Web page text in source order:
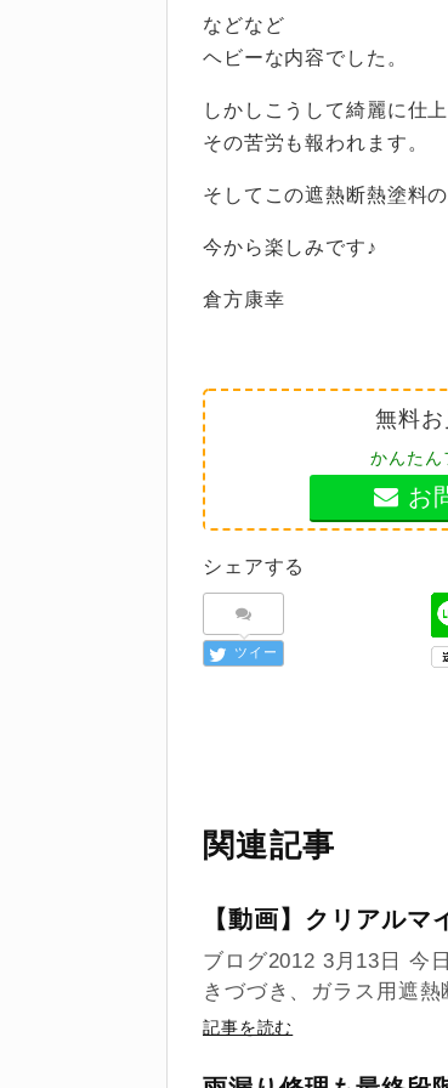
などなど
ヘビーな内容でした。
しかしこうして綺麗に仕
その苦労も報われます。
そしてこの遮熱断熱塗料
今から楽しみです♪
倉方康幸
無料お
かんたん
お
シェアする
ツイー
関連記事
【動画】クリアルマ
ブログ2012 3月13日 今
きづづき、ガラス用遮
記事を読む